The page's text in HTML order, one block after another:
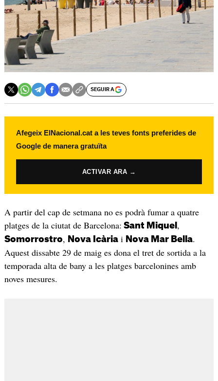
SEGUIR A
Afegeix ElNacional.cat a les teves fonts preferides de
Google de manera gratuïta
ACTIVAR ARA →
A partir del cap de setmana no es podrà fumar a quatre
platges de la ciutat de Barcelona: Sant Miquel ,
Somorrostro, Nova Icàriai Nova Mar Bella.
Aquest dissabte 29 de maig es dona el tret de sortida a la
temporada alta de bany a les platges barcelonines amb
noves mesures.